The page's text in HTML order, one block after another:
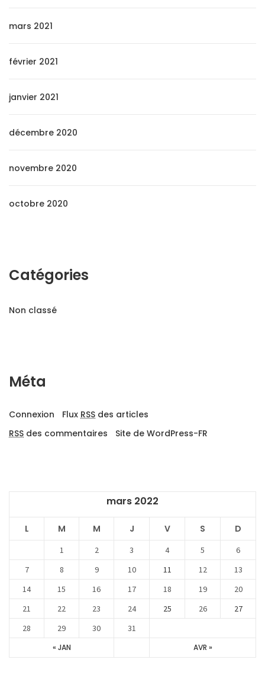
mars 2021
février 2021
janvier 2021
décembre 2020
novembre 2020
octobre 2020
Catégories
Non classé
Méta
Connexion Flux RSS des articles
RSS des commentaires Site de WordPress-FR
mars 2022
L M M J V S D
« JAN AVR »
1 2 3 4 5
6
7
8 9 10 11 12
13
14
15 16 17 18 19
20
21
22 23 24 25 26
27
28
29 30 31